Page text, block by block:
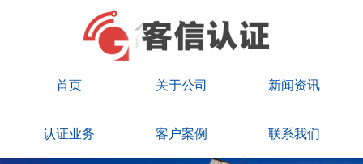
首页 关于公司 新闻资讯
认证业务 客户案例 联系我们